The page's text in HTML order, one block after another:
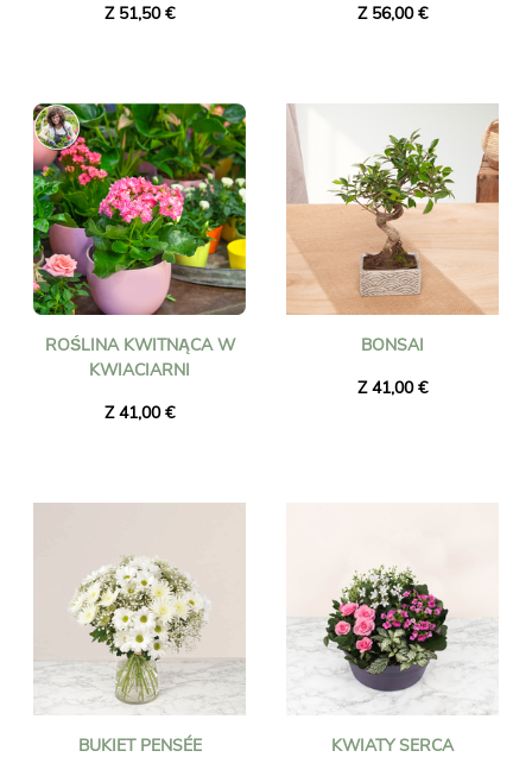
Z 51,50 €
Z 56,00 €
ROŚLINA KWITNĄCA W
KWIACIARNI
Z 41,00 €
BONSAI
Z 41,00 €
BUKIET PENSÉE KWIATY SERCA